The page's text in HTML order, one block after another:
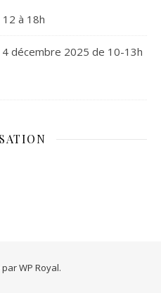
à 18h
décembre 2025 de 10-13h
parWP Royal.